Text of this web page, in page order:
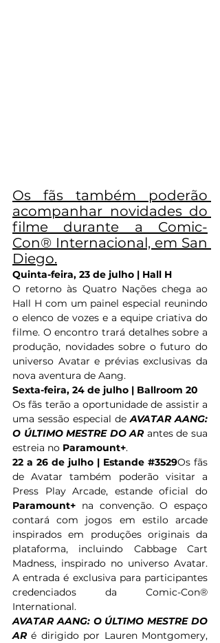
Os fãs também poderão
acompanhar novidades do
filme durante a Comic-
Con® Internacional, em San
Diego.
Quinta-feira, 23 de julho | Hall H
O retorno às Quatro Nações chega ao
Hall H com um painel especial reunindo
o elenco de vozes e a equipe criativa do
filme. O encontro trará detalhes sobre a
produção, novidades sobre o futuro do
universo Avatar e prévias exclusivas da
nova aventura de Aang.
Sexta-feira, 24 de julho | Ballroom 20
Os fãs terão a oportunidade de assistir a
uma sessão especial de AVATAR AANG:
O ÚLTIMO MESTRE DO AR antes de sua
estreia no Paramount+.
22 a 26 de julho | Estande #3529Os fãs
de Avatar também poderão visitar a
Paramount+ na convenção. O espaço
contará com jogos em estilo arcade
inspirados em produções originais da
plataforma, incluindo Cabbage Cart
Madness, inspirado no universo Avatar.
A entrada é exclusiva para participantes
credenciados da Comic-Con®
International.
AVATAR AANG: O ÚLTIMO MESTRE DO
AR é dirigido por Lauren Montgomery,